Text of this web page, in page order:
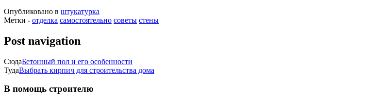
Опубликовано в штукатурка
Метки - отделка самостоятельно советы стены
Post navigation
СюдаБетонный пол и его особенности
ТудаВыбрать кирпич для строительства дома
В помощь строителю